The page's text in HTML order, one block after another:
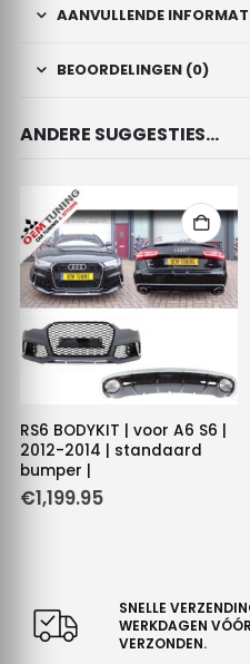
AANVULLENDE
BEOORDELINGEN (0)
ANDERE SUGGESTIES…
RS6 BODYKIT | voor A6 S6 |
2012-2014 | standaard
bumper |
€1,199.95
SNELLE
WERKDAGEN
VERZONDEN.